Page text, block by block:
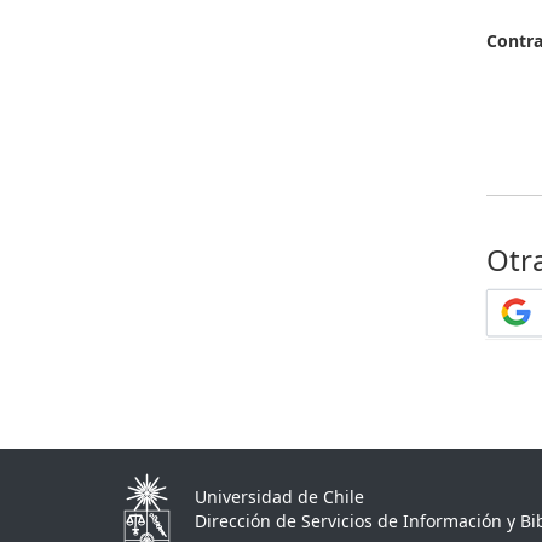
Universidad de Chile
Dirección de Servicios de Información y